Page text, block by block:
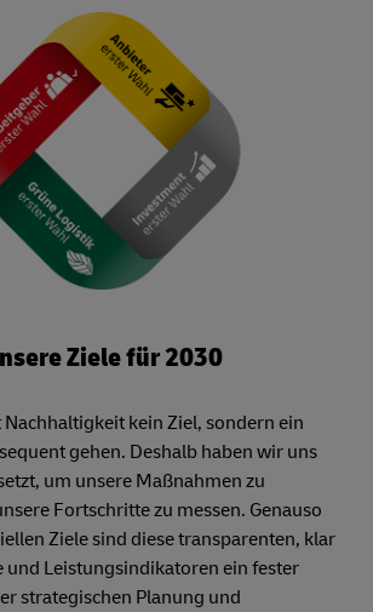
Ziele für 2030
Nachhaltigkeit kein Ziel, sondern ein
gehen. Deshalb haben wir uns
um unsere Maßnahmen zu
Fortschritte zu messen. Genauso
Ziele sind diese transparenten, klar
Leistungsindikatoren ein fester
strategischen Planung und